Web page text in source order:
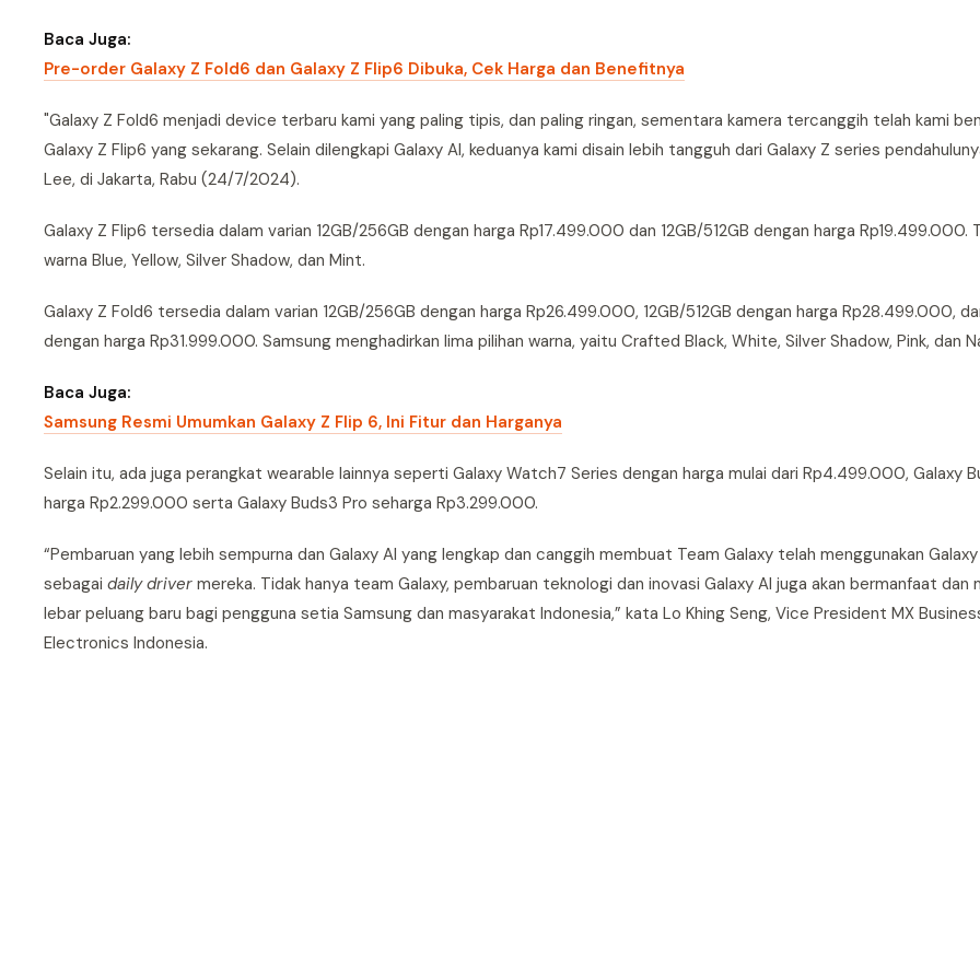
Baca Juga:
Pre-order Galaxy Z Fold6 dan Galaxy Z Flip6 Dibuka, Cek Harga dan Benefitnya
"Galaxy Z Fold6 menjadi device terbaru kami yang paling tipis, dan paling ringan, sementara kamera tercanggih telah kami
Galaxy Z Flip6 yang sekarang. Selain dilengkapi Galaxy AI, keduanya kami disain lebih tangguh dari Galaxy Z series
Lee, di Jakarta, Rabu (24/7/2024).
Galaxy Z Flip6 tersedia dalam varian 12GB/256GB dengan harga Rp17.499.000 dan 12GB/512GB dengan harga Rp19.499.000.
warna Blue, Yellow, Silver Shadow, dan Mint.
Galaxy Z Fold6 tersedia dalam varian 12GB/256GB dengan harga Rp26.499.000, 12GB/512GB dengan harga Rp28.499.000,
dengan harga Rp31.999.000. Samsung menghadirkan lima pilihan warna, yaitu Crafted Black, White, Silver Shadow, Pink, dan
Baca Juga:
Samsung Resmi Umumkan Galaxy Z Flip 6, Ini Fitur dan Harganya
Selain itu, ada juga perangkat wearable lainnya seperti Galaxy Watch7 Series dengan harga mulai dari Rp4.499.000, Galaxy
harga Rp2.299.000 serta Galaxy Buds3 Pro seharga Rp3.299.000.
“Pembaruan yang lebih sempurna dan Galaxy AI yang lengkap dan canggih membuat Team Galaxy telah menggunakan
sebagai daily driver mereka. Tidak hanya team Galaxy, pembaruan teknologi dan inovasi Galaxy AI juga akan bermanfaat dan
lebar peluang baru bagi pengguna setia Samsung dan masyarakat Indonesia,” kata Lo Khing Seng, Vice President MX
Electronics Indonesia.